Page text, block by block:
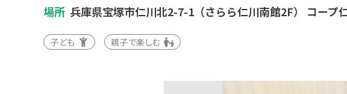
場所 兵庫県宝塚市仁川北2-7-1（さらら仁川南館2F） コープ
子ども 親子で楽しむ